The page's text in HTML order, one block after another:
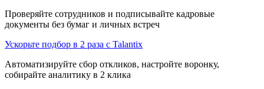
Проверяйте сотрудников и подписывайте кадровые
документы без бумаг и личных встреч
Ускорьте подбор в 2 раза с Talantix
Автоматизируйте сбор откликов, настройте воронку,
собирайте аналитику в 2 клика